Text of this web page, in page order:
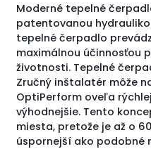
Moderné tepelné
patentovanou
tepelné čerpadlo
maximálnou účinnosťou
životnosti. Tepelné
Zručný inštalatér môže
OptiPerform oveľa
výhodnejšie. Tento
miesta, pretože je až o
úspornejší ako podobné